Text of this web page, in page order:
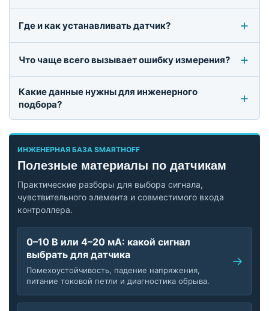
Где и как устанавливать датчик?
Что чаще всего вызывает ошибку измерения?
Какие данные нужны для инженерного
подбора?
ИНЖЕНЕРНАЯ БАЗА SMARTHOFF
Полезные материалы по датчикам
Практические разборы для выбора сигнала,
чувствительного элемента и совместимого входа
контроллера.
0–10 В или 4–20 мА: какой сигнал
выбрать для датчика
Помехоустойчивость, падение напряжения,
питание токовой петли и диагностика обрыва.